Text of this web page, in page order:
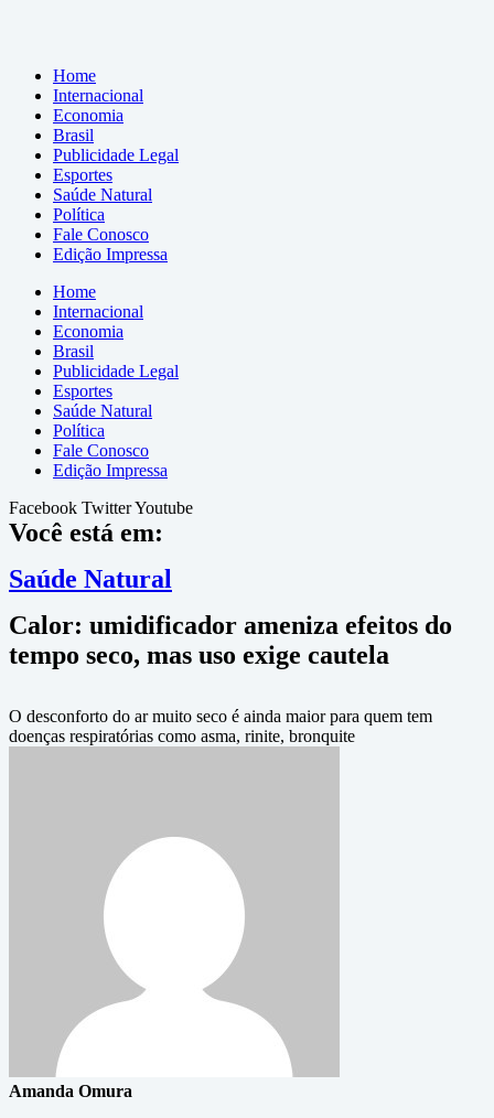
Home
Internacional
Economia
Brasil
Publicidade Legal
Esportes
Saúde Natural
Política
Fale Conosco
Edição Impressa
Home
Internacional
Economia
Brasil
Publicidade Legal
Esportes
Saúde Natural
Política
Fale Conosco
Edição Impressa
Facebook TwitterYoutube
Você está em:
Saúde Natural
Calor: umidificador ameniza efeitos do
tempo seco, mas uso exige cautela
O desconforto do ar muito seco é ainda maior para quem tem
doenças respiratórias como asma, rinite, bronquite
Amanda Omura